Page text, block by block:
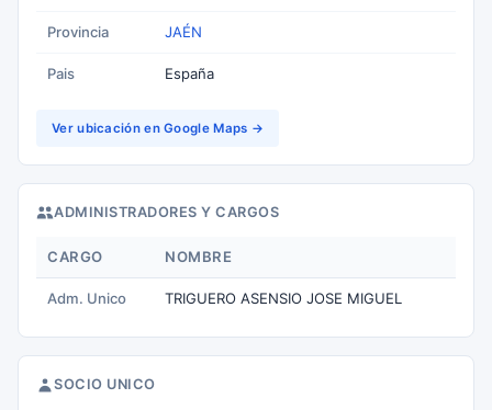
Provincia JAÉN
Pais España
Ver ubicación en Google Maps →
ADMINISTRADORES Y CARGOS
CARGO NOMBRE
Adm. Unico TRIGUERO ASENSIO JOSE MIGUEL
SOCIO UNICO